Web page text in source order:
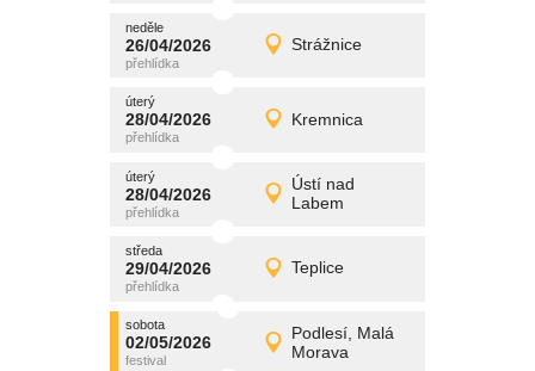
neděle
26/04/2026 Strážnice
neděle
26/04/2026 Detail
promítání
úterý
28/04/2026 Kremnica
úterý
28/04/2026 Detail
promítání
úterý
28/04/2026
Ústí nad
Labem
úterý
28/04/2026 Detail
promítání
středa
29/04/2026 Teplice
středa
29/04/2026 Detail
promítání
sobota
02/05/2026
Podlesí, Malá
Morava
sobota
02/05/2026 Detail
promítání